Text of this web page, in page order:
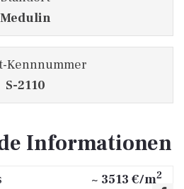
Medulin
Kennnummer
S-2110
Informationen
~ 3513 €/m2